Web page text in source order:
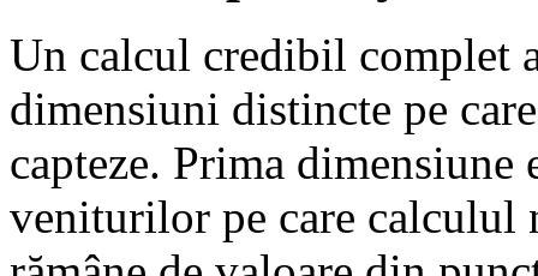
Un calcul credibil complet
dimensiuni distincte pe
capteze. Prima
veniturilor pe care calculul